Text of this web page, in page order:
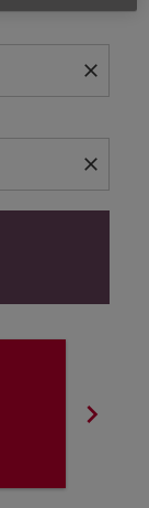
close
close
chevron_right